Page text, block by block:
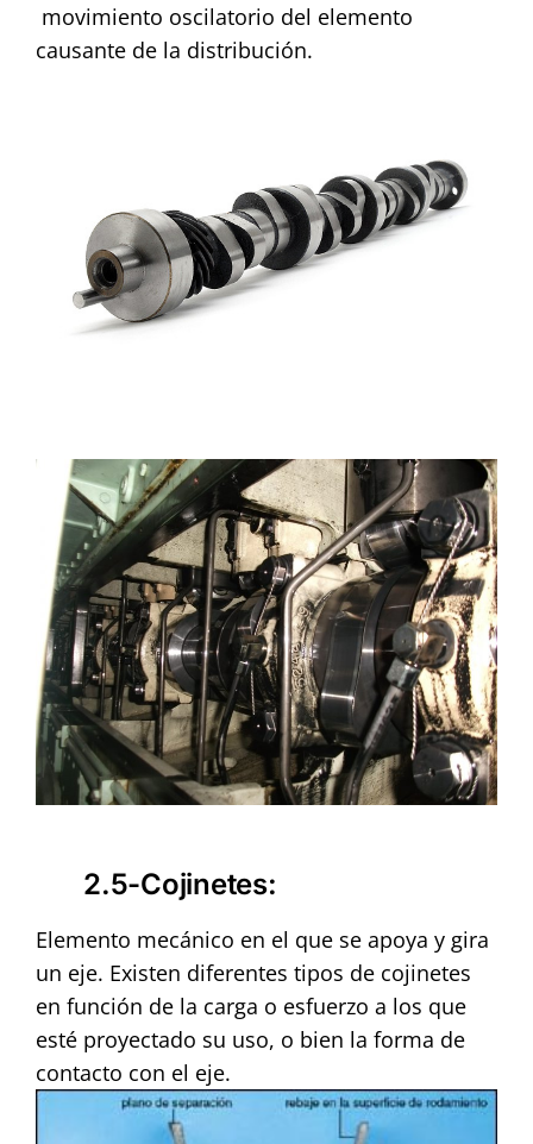
movimiento oscilatorio del elemento
causante de la distribución.
2.5-Cojinetes:
Elemento mecánico en el que se apoya y gira
un eje. Existen diferentes tipos de cojinetes
en función de la carga o esfuerzo a los que
esté proyectado su uso, o bien la forma de
contacto con el eje.